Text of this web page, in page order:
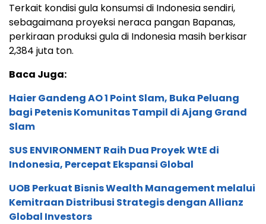
Terkait kondisi gula konsumsi di Indonesia sendiri,
sebagaimana proyeksi neraca pangan Bapanas,
perkiraan produksi gula di Indonesia masih berkisar
2,384 juta ton.
Baca Juga:
Haier Gandeng AO 1 Point Slam, Buka Peluang
bagi Petenis Komunitas Tampil di Ajang Grand
Slam
SUS ENVIRONMENT Raih Dua Proyek WtE di
Indonesia, Percepat Ekspansi Global
UOB Perkuat Bisnis Wealth Management melalui
Kemitraan Distribusi Strategis dengan Allianz
Global Investors